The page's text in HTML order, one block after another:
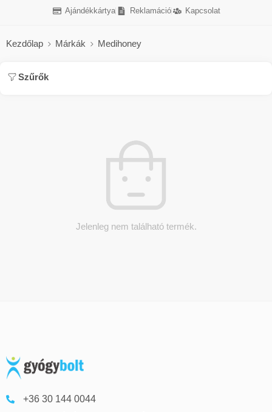
Ajándékkártya Reklamáció Kapcsolat
Kezdőlap Márkák Medihoney
Szűrők
Jelenleg nem található termék.
+36 30 144 0044